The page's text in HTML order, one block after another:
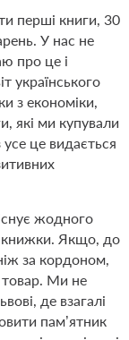
перші книги, 30
У нас не
про це і
українського
з економіки,
які ми купували
усе це видається
жодного
книжки. Якщо, до
за кордоном,
Ми не
де взагалі
пам’ятник